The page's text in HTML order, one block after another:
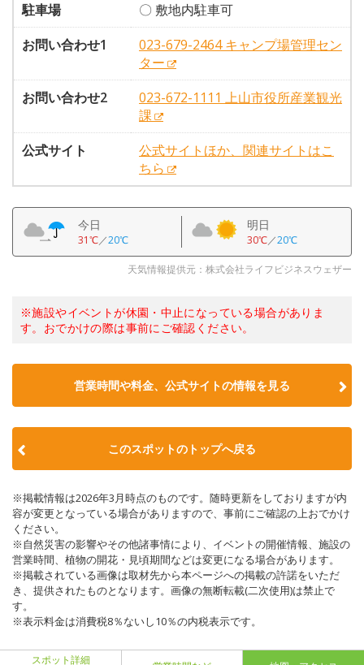
駐車場
〇 敷地内駐車可
お問い合わせ1
023-679-2464 キャンプ場管理セン
ター
お問い合わせ2
023-672-1111 上山市役所産業観光
課
公式サイト
公式サイトほか、関連サイトはこ
ちら
今日
31℃／20℃
明日
30℃／20℃
天気情報提供元：株式会社ライフビジネスウェザー
※施設やイベントが休園・中止になっている場合がありま
す。おでかけの際は事前にご確認ください。
営業時間や料金、公式サイトの情報を見る
このスポットのトップへ戻る
※掲載情報は2026年3月時点のものです。随時更新をしておりますが内
容が変更となっている場合がありますので、事前にご確認の上おでかけ
ください。
※自然災害の影響やその他諸事情により、イベントの開催情報、施設の
営業時間、植物の開花・見頃期間などは変更になる場合があります。
※掲載されている画像は取材先から本ページへの掲載の許諾をいただ
き、提供されたものとなります。画像の無断転載(二次使用)は禁止で
す。
※表示料金は消費税8％ないし10％の内税表示です。
スポット詳細